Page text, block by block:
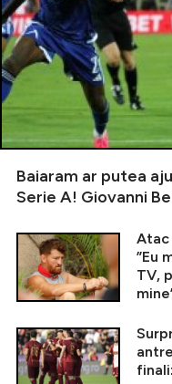
Baiaram ar putea
Serie A! Giovanni
Atac
”Eu
TV,